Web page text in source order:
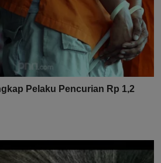
Pelaku Pencurian Rp 1,2